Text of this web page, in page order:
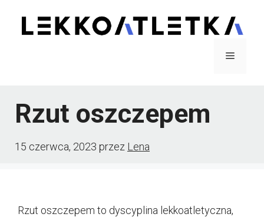
Menu
Rzut oszczepem
15 czerwca, 2023 przez Lena
Rzut oszczepem to dyscyplina lekkoatletyczna,